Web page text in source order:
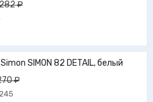
₽
SIMON 82 DETAIL, белый
₽